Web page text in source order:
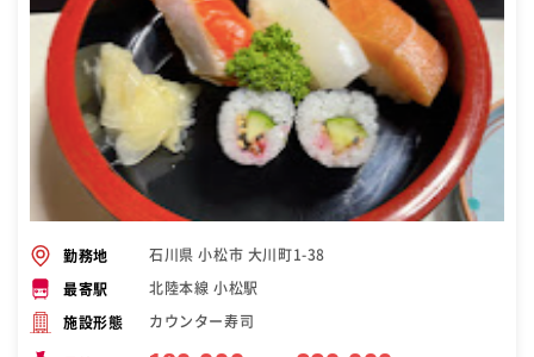
勤務地 石川県 小松市 大川町1-38
最寄駅 北陸本線 小松駅
施設形態 カウンター寿司